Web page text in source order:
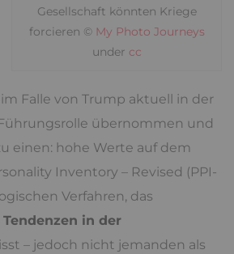
Gesellschaft könnten Kriege
forcieren © My Photo Journeys
under cc
Falle von Trump aktuell in der
übernommen und
einen: hohe Werte auf dem
Inventory – Revised (PPI-
Verfahren, das
in der
– jedoch nicht jemanden als